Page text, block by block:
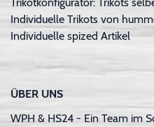
Individuelle Trikots von
Individuelle spized Artikel
ÜBER UNS
WPH & HS24 - Ein Team im